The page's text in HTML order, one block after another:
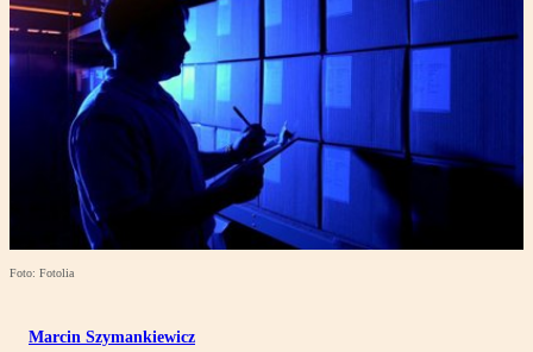
Foto: Fotolia
Marcin Szymankiewicz